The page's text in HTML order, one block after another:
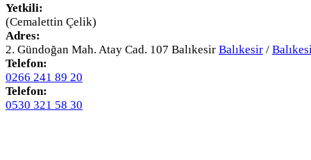
Yetkili:
(Cemalettin Çelik)
Adres:
2. Gündoğan Mah. Atay Cad. 107 Balıkesir Balıkesir /
Telefon:
0266 241 89 20
Telefon:
0530 321 58 30